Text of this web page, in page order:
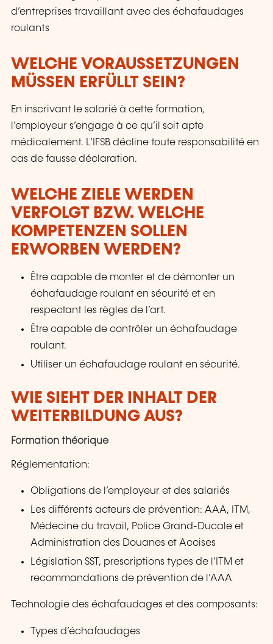
d’entreprises travaillant avec des échafaudages
roulants
WELCHE VORAUSSETZUNGEN
MÜSSEN ERFÜLLT SEIN?
En inscrivant le salarié à cette formation,
l’employeur s’engage à ce qu’il soit apte
médicalement. L’IFSB décline toute responsabilité en
cas de fausse déclaration.
WELCHE ZIELE WERDEN
VERFOLGT BZW. WELCHE
KOMPETENZEN SOLLEN
ERWORBEN WERDEN?
Être capable de monter et de démonter un
échafaudage roulant en sécurité et en
respectant les règles de l’art.
Être capable de contrôler un échafaudage
roulant.
Utiliser un échafaudage roulant en sécurité.
WIE SIEHT DER INHALT DER
WEITERBILDUNG AUS?
Formation théorique
Réglementation:
Obligations de l’employeur et des salariés
Les différents acteurs de prévention: AAA, ITM,
Médecine du travail, Police Grand-Ducale et
Administration des Douanes et Accises
Législation SST, prescriptions types de l’ITM et
recommandations de prévention de l’AAA
Technologie des échafaudages et des composants:
Types d’échafaudages